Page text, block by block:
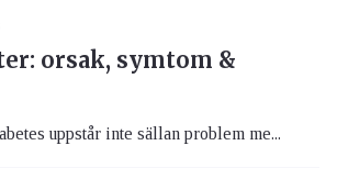
orsak, symtom &
uppstår inte sällan problem me...